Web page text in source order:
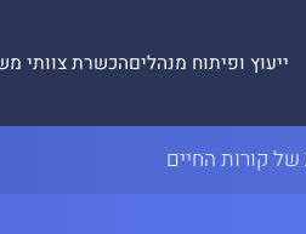
ייעוץ ופיתוח מנהליםהכשרת צוותי
קורות החיים